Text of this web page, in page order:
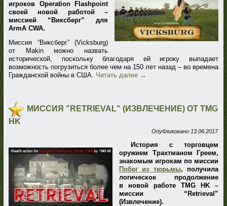
игроков Operation Flashpoint
своей новой работой –
миссией “Виксберг” для
ArmA CWA.
Миссия “Виксберг” (Vicksburg)
от Makin можно назвать
исторической, поскольку благодаря ей игроку выпадает
возможность погрузиться более чем на 150 лет назад – во времена
Гражданской войны в США. Читать далее →
МИССИЯ "RETRIEVAL" (ИЗВЛЕЧЕНИЕ) ОТ TMG
HK
Опубликовано 13.06.2017
История с торговцем
оружием Трахтманом Греем,
знакомым игрокам по миссии
Побег из тюрьмы, получила
логическое продолжение
в новой работе TMG HK –
миссии “Retrieval”
(Извлечение).